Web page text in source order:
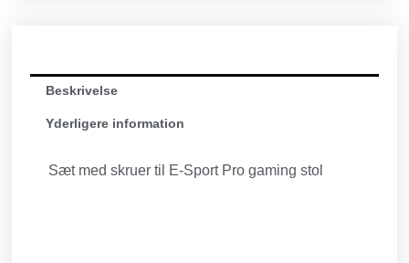
Beskrivelse
Yderligere information
Sæt med skruer til E-Sport Pro gaming stol